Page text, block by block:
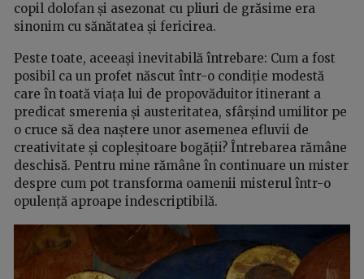
copil dolofan și asezonat cu pliuri de grăsime era
sinonim cu sănătatea și fericirea.
Peste toate, aceeași inevitabilă întrebare: Cum a fost
posibil ca un profet născut într-o condiție modestă
care în toată viața lui de propovăduitor itinerant a
predicat smerenia și austeritatea, sfârșind umilitor pe
o cruce să dea naștere unor asemenea efluvii de
creativitate și copleșitoare bogății? Întrebarea rămâne
deschisă. Pentru mine rămâne în continuare un mister
despre cum pot transforma oamenii misterul într-o
opulență aproape indescriptibilă.